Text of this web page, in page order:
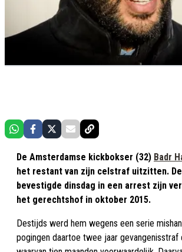
De Amsterdamse kickbokser (32) Badr
het restant van zijn celstraf uitzitten. De
bevestigde dinsdag in een arrest zijn
het gerechtshof in oktober 2015.
Destijds werd hem wegens een serie
pogingen daartoe twee jaar gevangenisstraf